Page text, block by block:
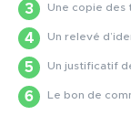
Une copie des
Un relevé
Un justificatif
Le bon de